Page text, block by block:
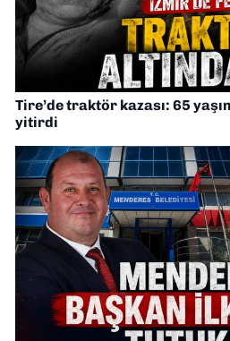
Tire’de traktör kazası: 65
yitirdi